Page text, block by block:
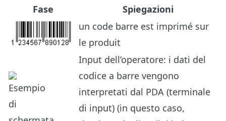
Fase
Spiegazioni
un code barre est imprimé sur
le produit
Input dell’operatore: i dati del
codice a barre vengono
interpretati dal PDA (terminale
di input) (in questo caso,